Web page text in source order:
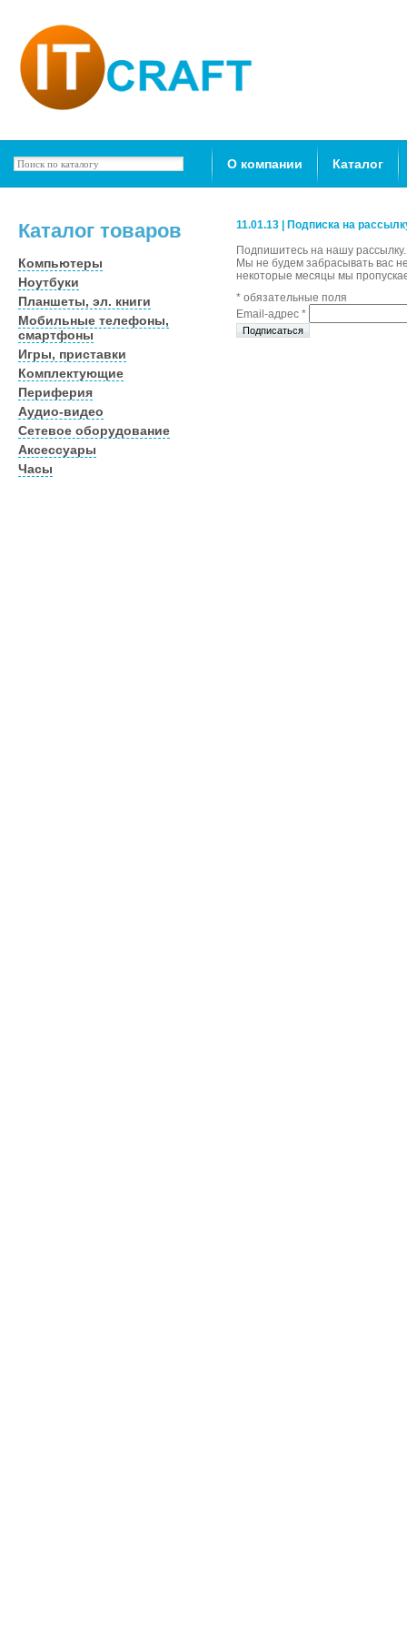
О компании Каталог
Каталог товаров
Компьютеры
Ноутбуки
Планшеты, эл. книги
Мобильные телефоны,
смартфоны
Игры, приставки
Комплектующие
Периферия
Аудио-видео
Сетевое оборудование
Аксессуары
Часы
11.01.13 | Подписка на
Подпишитесь на нашу рассылку.
Мы не будем забрасывать ваc
некоторые месяцы мы
* обязательные поля
Email-адрес *